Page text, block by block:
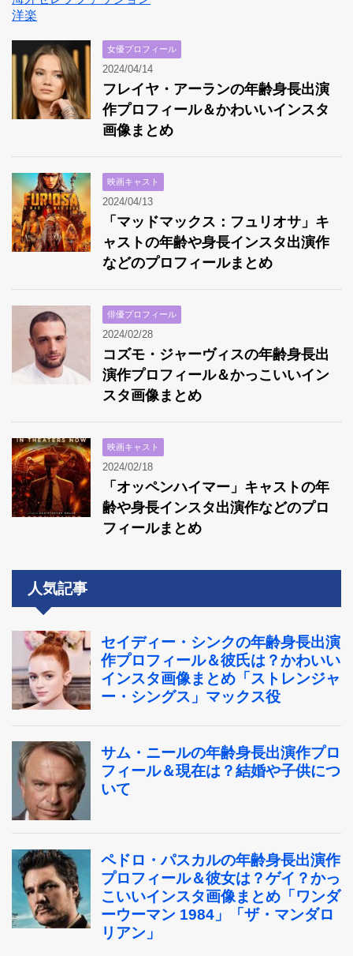
洋楽
女優プロフィール
2024/04/14
フレイヤ・アーランの年齢身長出演
作プロフィール＆かわいいインスタ
画像まとめ
映画キャスト
2024/04/13
「マッドマックス：フュリオサ」キ
ャストの年齢や身長インスタ出演作
などのプロフィールまとめ
俳優プロフィール
2024/02/28
コズモ・ジャーヴィスの年齢身長出
演作プロフィール＆かっこいいイン
スタ画像まとめ
映画キャスト
2024/02/18
「オッペンハイマー」キャストの年
齢や身長インスタ出演作などのプロ
フィールまとめ
人気記事